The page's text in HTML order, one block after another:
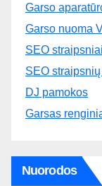
Garso
Garso nuoma
SEO straipsniai
SEO
DJ pamokos
Garsas
Nuorodos